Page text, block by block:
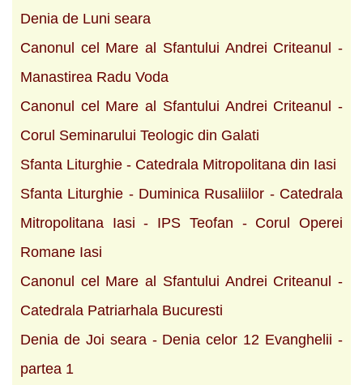
Denia de Luni seara
Canonul cel Mare al Sfantului Andrei Criteanul -
Manastirea Radu Voda
Canonul cel Mare al Sfantului Andrei Criteanul -
Corul Seminarului Teologic din Galati
Sfanta Liturghie - Catedrala Mitropolitana din Iasi
Sfanta Liturghie - Duminica Rusaliilor - Catedrala
Mitropolitana Iasi - IPS Teofan - Corul Operei
Romane Iasi
Canonul cel Mare al Sfantului Andrei Criteanul -
Catedrala Patriarhala Bucuresti
Denia de Joi seara - Denia celor 12 Evanghelii -
partea 1